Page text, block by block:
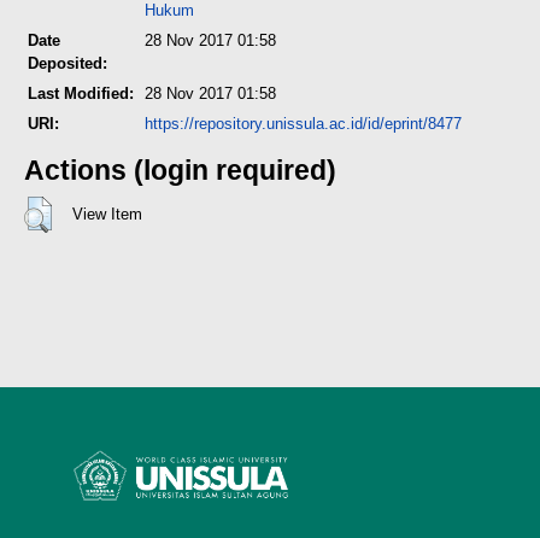
Hukum
Date
Deposited:
28 Nov 2017 01:58
Last Modified:
28 Nov 2017 01:58
URI:
https://repository.unissula.ac.id/id/eprint/8477
Actions (login required)
View Item